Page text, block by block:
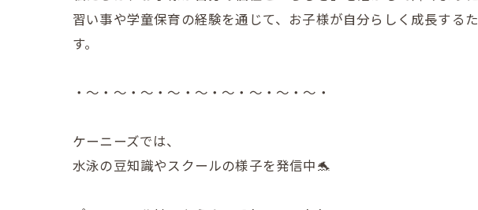
習い事や学童保育の経験を通じて、お子様が自分らしく成長する
す。
・～・～・～・～・～・～・～・～・～・
ケーニーズでは、
水泳の豆知識やスクールの様子を発信中🐬